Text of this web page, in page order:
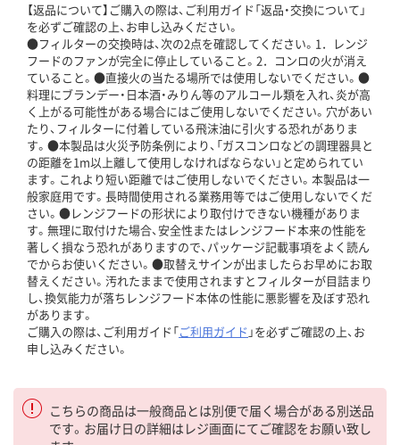
【返品について】ご購入の際は、ご利用ガイド「返品・交換について」
を必ずご確認の上、お申し込みください。
●フィルターの交換時は、次の2点を確認してください。1．レンジ
フードのファンが完全に停止していること。2．コンロの火が消え
ていること。●直接火の当たる場所では使用しないでください。●
料理にブランデー・日本酒・みりん等のアルコール類を入れ、炎が高
く上がる可能性がある場合にはご使用しないでください。穴があい
たり、フィルターに付着している飛沫油に引火する恐れがありま
す。●本製品は火災予防条例により、「ガスコンロなどの調理器具と
の距離を1m以上離して使用しなければならない」と定められてい
ます。これより短い距離ではご使用しないでください。本製品は一
般家庭用です。長時間使用される業務用等ではご使用しないでくだ
さい。●レンジフードの形状により取付けできない機種がありま
す。無理に取付けた場合、安全性またはレンジフード本来の性能を
著しく損なう恐れがありますので、パッケージ記載事項をよく読ん
でからお使いください。●取替えサインが出ましたらお早めにお取
替えください。汚れたままで使用されますとフィルターが目詰まり
し、換気能力が落ちレンジフード本体の性能に悪影響を及ぼす恐れ
があります。
ご購入の際は、ご利用ガイド「ご利用ガイド 」を必ずご確認の上、お
申し込みください。
こちらの商品は一般商品とは別便で届く場合がある別送品
です。お届け日の詳細はレジ画面にてご確認をお願い致し